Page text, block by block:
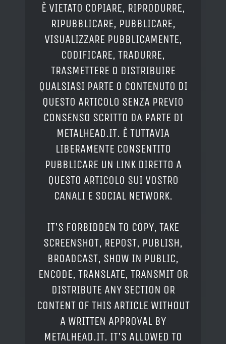
È VIETATO COPIARE, RIPRODURRE,
RIPUBBLICARE, PUBBLICARE,
VISUALIZZARE PUBBLICAMENTE,
CODIFICARE, TRADURRE,
TRASMETTERE O DISTRIBUIRE
QUALSIASI PARTE O CONTENUTO DI
QUESTO ARTICOLO SENZA PREVIO
CONSENSO SCRITTO DA PARTE DI
METALHEAD.IT. È TUTTAVIA
LIBERAMENTE CONSENTITO
PUBBLICARE UN LINK DIRETTO A
QUESTO ARTICOLO SUI VOSTRO
CANALI E SOCIAL NETWORK.
IT'S FORBIDDEN TO COPY, TAKE
SCREENSHOT, REPOST, PUBLISH,
BROADCAST, SHOW IN PUBLIC,
ENCODE, TRANSLATE, TRANSMIT OR
DISTRIBUTE ANY SECTION OR
CONTENT OF THIS ARTICLE WITHOUT
A WRITTEN APPROVAL BY
METALHEAD.IT. IT'S ALLOWED TO